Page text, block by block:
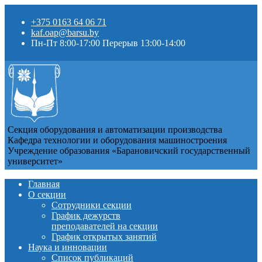
+375 0163 64 06 71
kaf.oap@barsu.by
Пн-Пт 8:00-17:00 Перерыв 13:00-14:00
Секция оборудования и автоматизации производства
Кафедра технологии и оборудования машиностроения
Учреждение образования «Барановичский государственный
университет»
Главная
О секции
Сотрудники секции
График дежурств
преподавателей на секции
График открытых занятий
Наука и инновации
Список публикаций